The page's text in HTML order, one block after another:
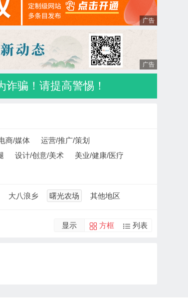
骗！请提高警惕！
商/媒体
运营/推广/策划
设计/创意/美术
美业/健康/医疗
大八浪乡 曙光农场 其他地区
显示 方框 列表